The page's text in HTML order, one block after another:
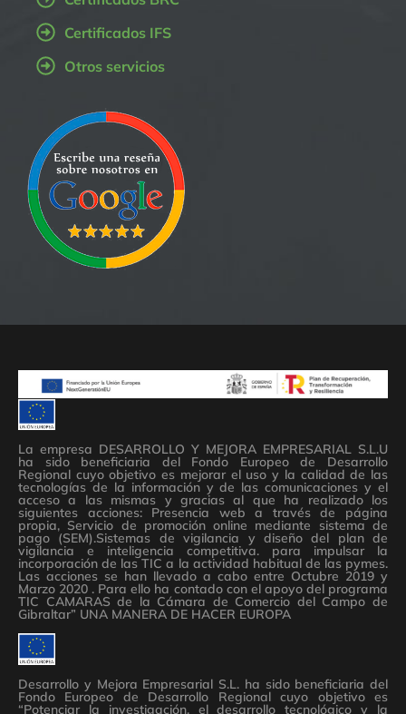
Certificados IFS
Otros servicios
La empresa DESARROLLO Y MEJORA EMPRESARIAL S.L.U
ha sido beneficiaria del Fondo Europeo de Desarrollo
Regional cuyo objetivo es mejorar el uso y la calidad de las
tecnologías de la información y de las comunicaciones y el
acceso a las mismas y gracias al que ha realizado los
siguientes acciones: Presencia web a través de página
propia, Servicio de promoción online mediante sistema de
pago (SEM).Sistemas de vigilancia y diseño del plan de
vigilancia e inteligencia competitiva. para impulsar la
incorporación de las TIC a la actividad habitual de las pymes.
Las acciones se han llevado a cabo entre Octubre 2019 y
Marzo 2020 . Para ello ha contado con el apoyo del programa
TIC CAMARAS de la Cámara de Comercio del Campo de
Gibraltar” UNA MANERA DE HACER EUROPA
Desarrollo y Mejora Empresarial S.L. ha sido beneficiaria del
Fondo Europeo de Desarrollo Regional cuyo objetivo es
“Potenciar la investigación, el desarrollo tecnológico y la